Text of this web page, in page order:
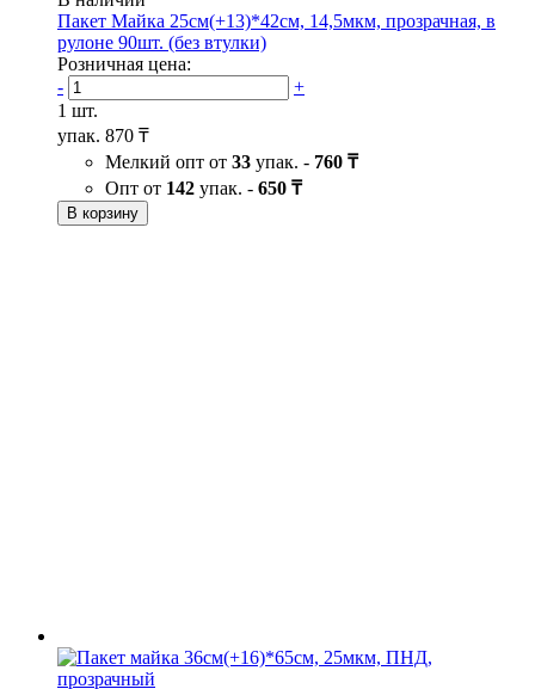
Пакет Майка 25см(+13)*42см, 14,5мкм, прозрачная, в
рулоне 90шт. (без втулки)
Розничная цена:
-
+
1 шт.
упак. 870 ₸
Мелкий опт от 33 упак. - 760 ₸
Опт от 142 упак. - 650 ₸
В корзину